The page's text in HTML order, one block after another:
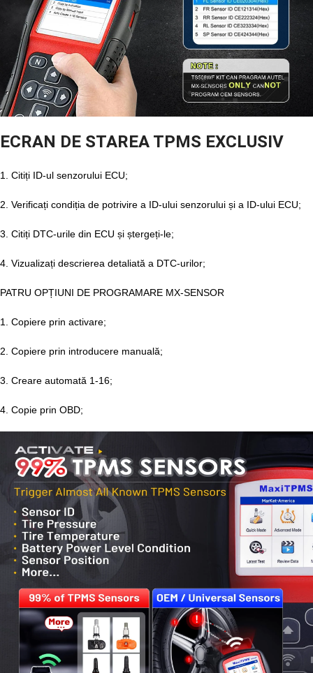
ECRAN DE STAREA TPMS EXCLUSIV
1. Citiți ID-ul senzorului ECU;
2. Verificați condiția de potrivire a ID-ului senzorului și a ID-ului ECU;
3. Citiți DTC-urile din ECU și ștergeți-le;
4. Vizualizați descrierea detaliată a DTC-urilor;
PATRU OPȚIUNI DE PROGRAMARE MX-SENSOR
1. Copiere prin activare;
2. Copiere prin introducere manuală;
3. Creare automată 1-16;
4. Copie prin OBD;